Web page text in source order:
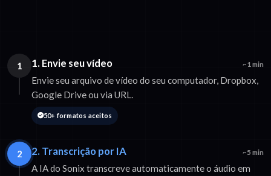
1 1. Envie seu vídeo ~1 min
Envie seu arquivo de vídeo do seu computador, Dropbox,
Google Drive ou via URL.
50+ formatos aceitos
2 2. Transcrição por IA ~5 min
A IA do Sonix transcreve automaticamente o áudio em